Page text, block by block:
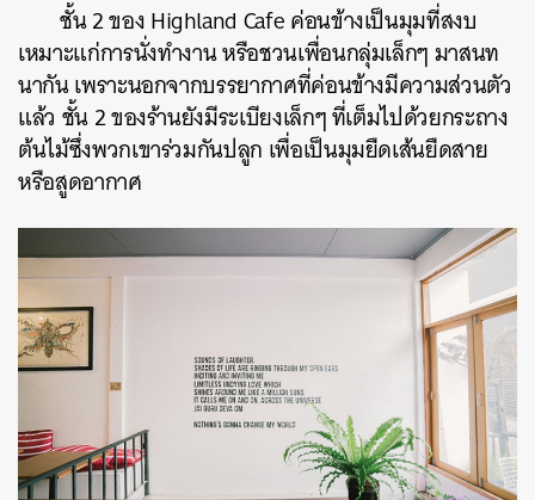
ชั้น 2 ของ Highland Cafe ค่อนข้างเป็นมุมที่สงบ
เหมาะแก่การนั่งทำงาน หรือชวนเพื่อนกลุ่มเล็กๆ มาสนท
นากัน เพราะนอกจากบรรยากาศที่ค่อนข้างมีความส่วนตัว
แล้ว ชั้น 2 ของร้านยังมีระเบียงเล็กๆ ที่เต็มไปด้วยกระถาง
ต้นไม้ซึ่งพวกเขาร่วมกันปลูก เพื่อเป็นมุมยืดเส้นยืดสาย
หรือสูดอากาศ
ค้นหา
SHARE TWEET LINE